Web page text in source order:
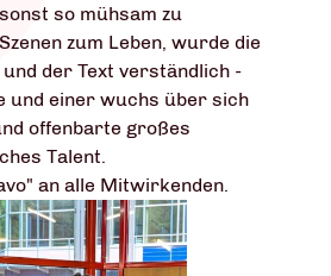
so mühsam zu
zum Leben, wurde die
der Text verständlich -
und einer wuchs über sich
offenbarte großes
Talent.
an alle Mitwirkenden.